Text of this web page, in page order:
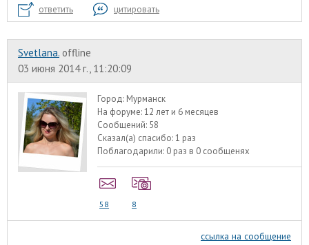
ответить цитировать
Svetlana. offline
03 июня 2014 г., 11:20:09
Город: Мурманск
На форуме:12 лет и 6 месяцев
Сообщений: 58
Сказал(а) спасибо:1 раз
Поблагодарили: 0 раз в 0 сообщенях
58 8
ссылка на сообщение